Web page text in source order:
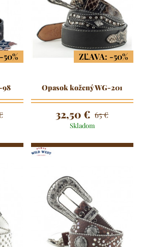
98
ZĽAVA: -50%
Opasok kožený WG-201
32,50 € 65 €
Skladom